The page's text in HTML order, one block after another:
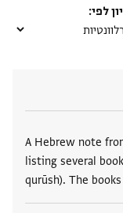
לפי
A Hebrew note
listing several
qurūsh). The